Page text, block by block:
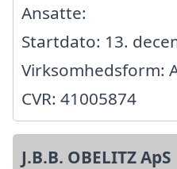
Ansatte:
Startdato: 13.
Virksomhedsform:
CVR: 41005874
J.B.B. OBELITZ ApS